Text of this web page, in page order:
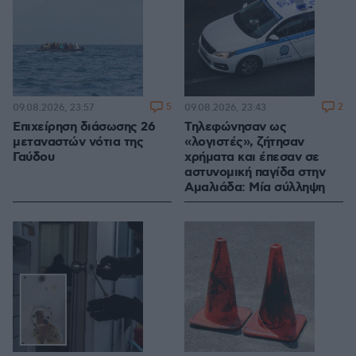
Επιχείρηση διάσωσης 26
μεταναστών νότια της
Γαύδου
09.08.2026, 23:57 5
Τηλεφώνησαν ως
«λογιστές», ζήτησαν
χρήματα και έπεσαν σε
αστυνομική παγίδα στην
Αμαλιάδα: Μία σύλληψη
09.08.2026, 23:43 2